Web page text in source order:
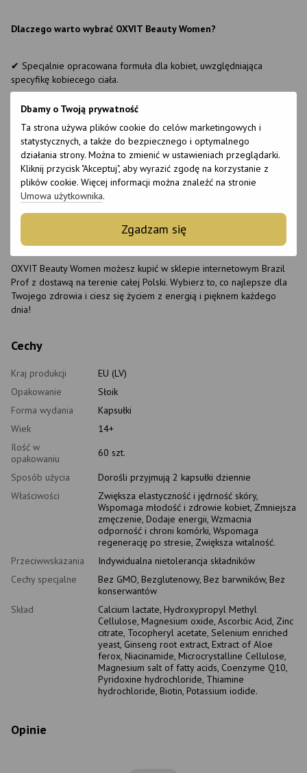
Dbamy o Twoją prywatność
Ta strona używa plików cookie do celów marketingowych i
statystycznych, a także do bezpiecznego i optymalnego
działania strony. Można to zmienić w ustawieniach przeglądarki.
Kliknij przycisk "Akceptuj", aby wyrazić zgodę na korzystanie z
plików cookie. Więcej informacji można znaleźć na stronie
Umowa użytkownika.
Zgadzam się
Dlaczego warto wybrać OXVIT Beauty Women?
✔ Specjalnie opracowana formuła dla kobiet, uwzględniająca
specyfikę kobiecego ciała.
kompleksowe działanie.
✔ Wysoka biodostępność składników, zapewniająca maksymalną
skuteczność.
✔ Nie zawiera sztucznych dodatków ani szkodliwych konserwantów.
✔ Kompleksowe działanie - wspieranie energii, młodości i zdrowia
na poziomie komórkowym.
Gdzie kupić OXVIT Beauty Women?
OXVIT Beauty Women możesz kupić w sklepie internetowym Brazil
Prof z dostawą na terenie całej Polski. Wybierz to, co najlepsze dla
Twojego zdrowia i ciesz się życiem z energią i pięknem każdego
dnia!
Cechy
Kraj produkcji
EU (LV)
Opakowanie
Słoik
Forma wydania
Kapsułki
Wiek
14+
Ilość w
opakowaniu
60 szt.
Sposób użycia
Dorośli przyjmują 2 kapsułki dziennie
Właściwości
Zwiększa elastyczność i jędrność skóry,
Wspomaga młodość i zdrowie kobiet, Zmniejsza
zmęczenie, Dodaje energii, Wzmacnia
odporność i chroni komórki, Wspomaga
regenerację po stresie, Zwiększa witalność.
Przeciwwskazania
Indywidualna nietolerancja składników
Cechy specjalne
Bez GMO, Bezglutenowy, Bez barwników, Bez
konserwantów
Skład
Calcium lactate, Hydroxypropyl Methyl
Cellulose, Magnesium oxide, Ascorbic Acid, Zinc
citrate, Tocopheryl acetate, Selenium enriched
yeast, Ginseng root extract, Extract of Aloe
ferox, Niacinamide, Microcrystalline Cellulose,
Magnesium salt of fatty acids, Coenzyme Q10,
Pyridoxine hydrochloride, Thiamine
hydrochloride, Biotin, Potassium iodide.
Opinie